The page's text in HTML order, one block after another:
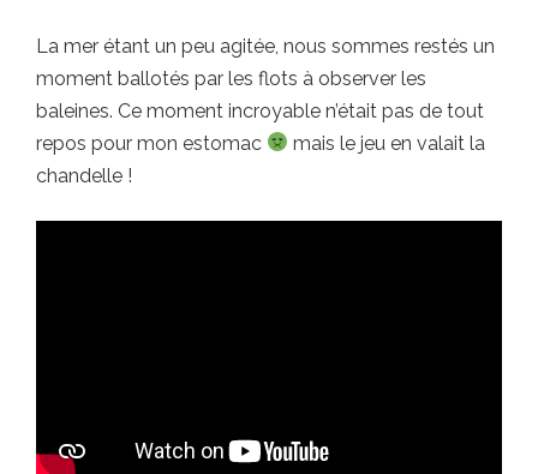
La mer étant un peu agitée, nous sommes restés un
moment ballotés par les flots à observer les
baleines. Ce moment incroyable n’était pas de tout
repos pour mon estomac
mais le jeu en valait la
chandelle !